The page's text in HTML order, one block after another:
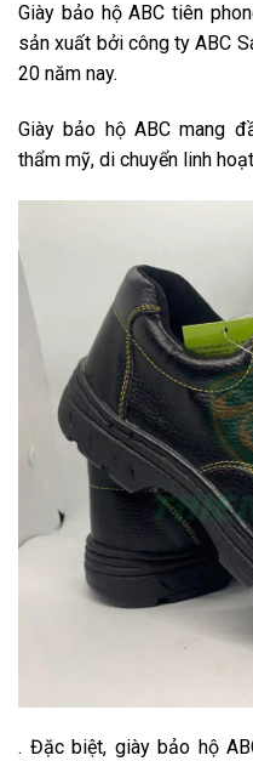
Giày bảo hộ ABC tiên
sản xuất bởi công ty ABC
20 năm nay.
Giày bảo hộ ABC mang
thẩm mỹ, di chuyển linh
. Đặc biệt, giày bảo hộ